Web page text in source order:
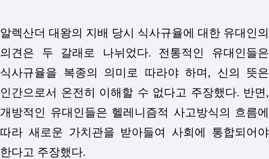
알렉산더 대왕의 지배 당시 식사규율에 대한 유대인의
의견은 두 갈래로 나뉘었다. 전통적인 유대인들은
식사규율을 복종의 의미로 따라야 하며, 신의 뜻은
인간으로서 온전히 이해할 수 없다고 주장했다. 반면,
개방적인 유대인들은 헬레니즘적 사고방식의 흐름에
따라 새로운 가치관을 받아들여 사회에 통합되어야
한다고 주장했다.